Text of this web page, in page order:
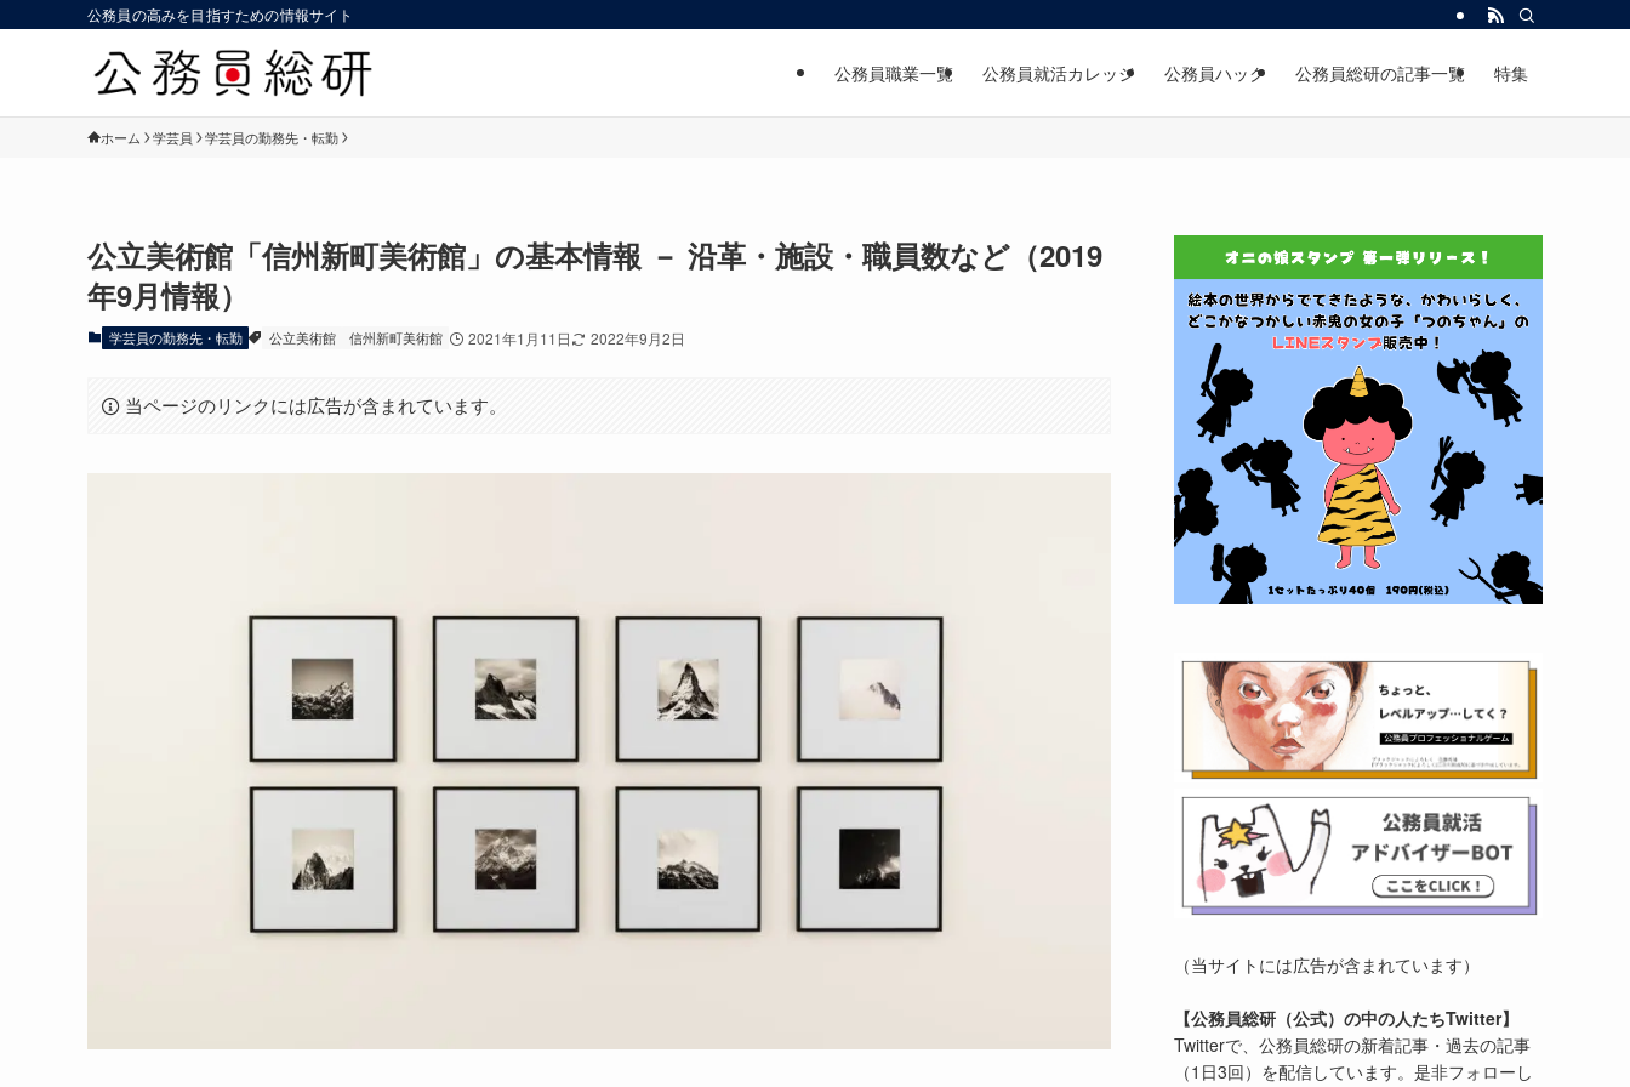
公務員の高みを目指すための情報サイト
公務員職業一覧 公務員就活カレッジ 公務員ハック 公務員総研の記事一覧 特集
ホーム 学芸員 学芸員の勤務先・転勤
公立美術館「信州新町美術館」の基本情報 － 沿革・施設・職員数など（2019
年9月情報）
学芸員の勤務先・転勤 公立美術館 信州新町美術館 2021年1月11日 2022年9月2日
当ページのリンクには広告が含まれています。
（当サイトには広告が含まれています）
【公務員総研（公式）の中の人たちTwitter】
Twitterで、公務員総研の新着記事・過去の記事
（1日3回）を配信しています。是非フォローし